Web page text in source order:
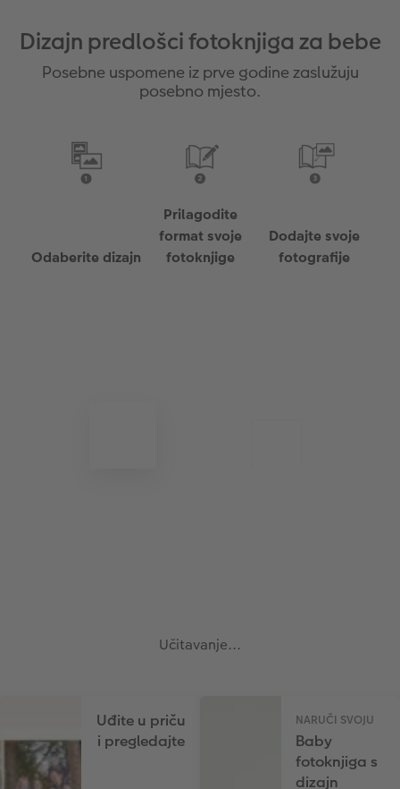
Dizajn predlošci fotoknjiga za bebe
Posebne uspomene iz prve godine zaslužuju
posebno mjesto.
Odaberite dizajn
Prilagodite
format svoje
fotoknjige
Dodajte svoje
fotografije
Učitavanje...
Uđite u priču
i pregledajte
NARUČI SVOJU
Baby
fotoknjiga s
dizajn